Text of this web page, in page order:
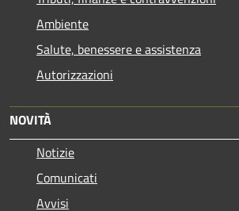
Ambiente
Salute, benessere e assistenza
Autorizzazioni
NOVITÀ
Notizie
Comunicati
Avvisi